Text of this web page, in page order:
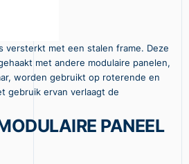
versterkt met een stalen frame. Deze
met andere modulaire panelen,
worden gebruikt op roterende en
gebruik ervan verlaagt de
PANEEL